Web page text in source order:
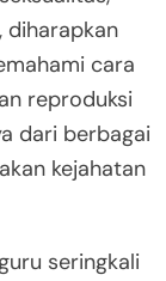
diharapkan
cara
reproduksi
dari berbagai
kejahatan
seringkali